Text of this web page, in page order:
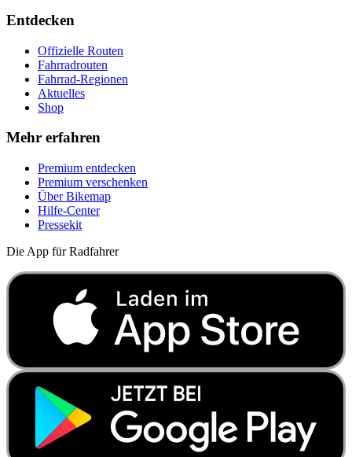
Entdecken
Offizielle Routen
Fahrradrouten
Fahrrad-Regionen
Aktuelles
Shop
Mehr erfahren
Premium entdecken
Premium verschenken
Über Bikemap
Hilfe-Center
Pressekit
Die App für Radfahrer